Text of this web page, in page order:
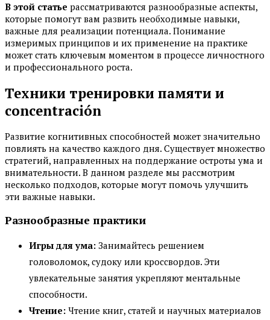
В этой статье рассматриваются разнообразные аспекты,
которые помогут вам развить необходимые навыки,
важные для реализации потенциала. Понимание
измеримых принципов и их применение на практике
может стать ключевым моментом в процессе личностного
и профессионального роста.
Техники тренировки памяти и
concentración
Развитие когнитивных способностей может значительно
повлиять на качество каждого дня. Существует множество
стратегий, направленных на поддержание остроты ума и
внимательности. В данном разделе мы рассмотрим
несколько подходов, которые могут помочь улучшить
эти важные навыки.
Разнообразные практики
Игры для ума: Занимайтесь решением
головоломок, судоку или кроссвордов. Эти
увлекательные занятия укрепляют ментальные
способности.
Чтение: Чтение книг, статей и научных материалов